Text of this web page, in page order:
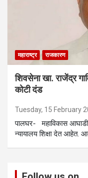
महाराष्ट्र राजकारण
शिवसेना खा. राजेंद्र
कोटी दंड
Tuesday, 15 February
पालघर- महाविकास
न्यायालय शिक्षा देत आहेत.